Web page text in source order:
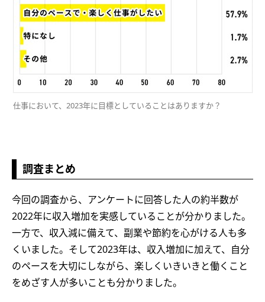
仕事において、2023年に目標としていることはありますか？
調査まとめ
今回の調査から、アンケートに回答した人の約半数が
2022年に収入増加を実感していることが分かりました。
一方で、収入減に備えて、副業や節約を心がける人も多
くいました。そして2023年は、収入増加に加えて、自分
のペースを大切にしながら、楽しくいきいきと働くこと
をめざす人が多いことも分かりました。